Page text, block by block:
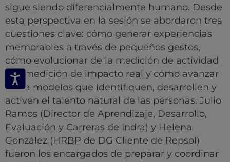
sigue siendo diferencialmente humano. Desde
esta perspectiva en la sesión se abordaron tres
cuestiones clave: cómo generar experiencias
memorables a través de pequeños gestos,
cómo evolucionar de la medición de actividad
a la medición de impacto real y cómo avanzar
hacia modelos que identifiquen, desarrollen y
activen el talento natural de las personas. Julio
Ramos (Director de Aprendizaje, Desarrollo,
Evaluación y Carreras de Indra) y Helena
González (HRBP de DG Cliente de Repsol)
fueron los encargados de preparar y coordinar